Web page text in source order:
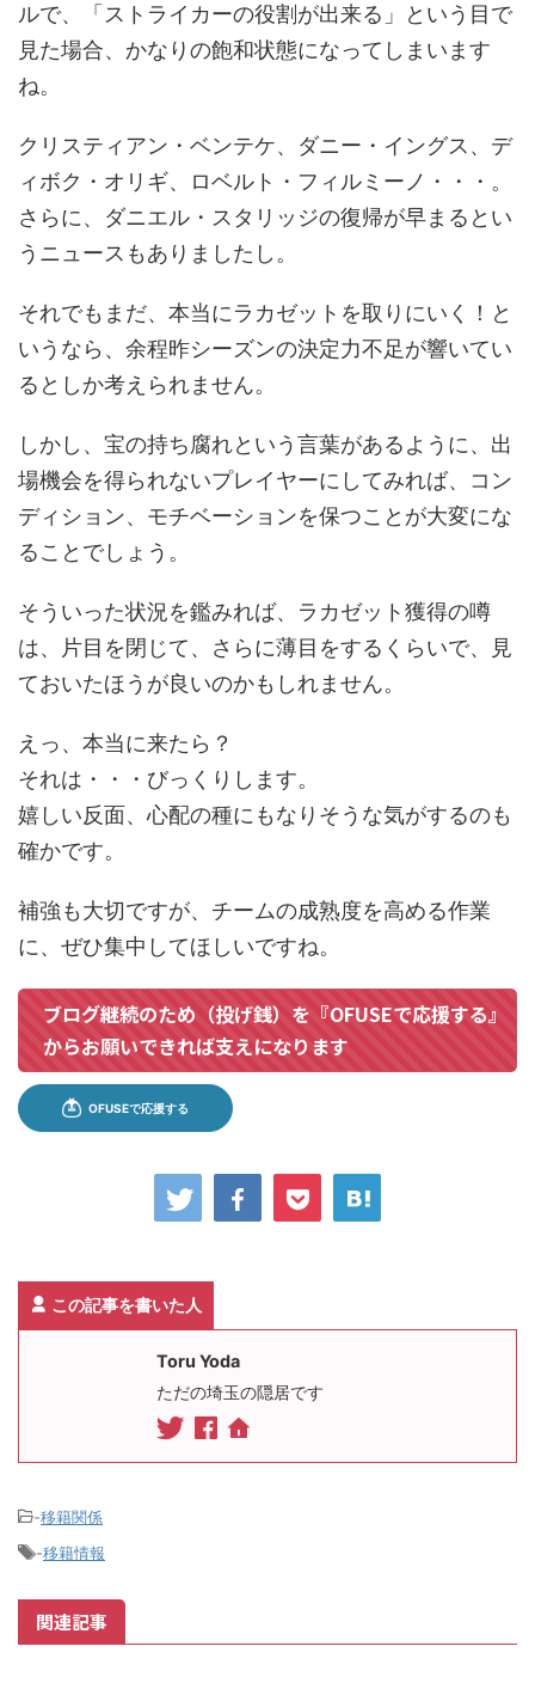
ルで、「ストライカーの役割が出来る」という目で
見た場合、かなりの飽和状態になってしまいます
ね。
クリスティアン・ベンテケ、ダニー・イングス、デ
ィボク・オリギ、ロベルト・フィルミーノ・・・。
さらに、ダニエル・スタリッジの復帰が早まるとい
うニュースもありましたし。
それでもまだ、本当にラカゼットを取りにいく！と
いうなら、余程昨シーズンの決定力不足が響いてい
るとしか考えられません。
しかし、宝の持ち腐れという言葉があるように、出
場機会を得られないプレイヤーにしてみれば、コン
ディション、モチベーションを保つことが大変にな
ることでしょう。
そういった状況を鑑みれば、ラカゼット獲得の噂
は、片目を閉じて、さらに薄目をするくらいで、見
ておいたほうが良いのかもしれません。
えっ、本当に来たら？
それは・・・びっくりします。
嬉しい反面、心配の種にもなりそうな気がするのも
確かです。
補強も大切ですが、チームの成熟度を高める作業
に、ぜひ集中してほしいですね。
ブログ継続のため（投げ銭）を『OFUSEで応援する』
からお願いできれば支えになります
この記事を書いた人
Toru Yoda
ただの埼玉の隠居です
-移籍関係
-移籍情報
関連記事